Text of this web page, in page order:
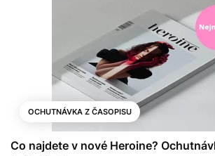
OCHUTNÁVKA Z ČASOPISU
Co najdete v nové Heroine?